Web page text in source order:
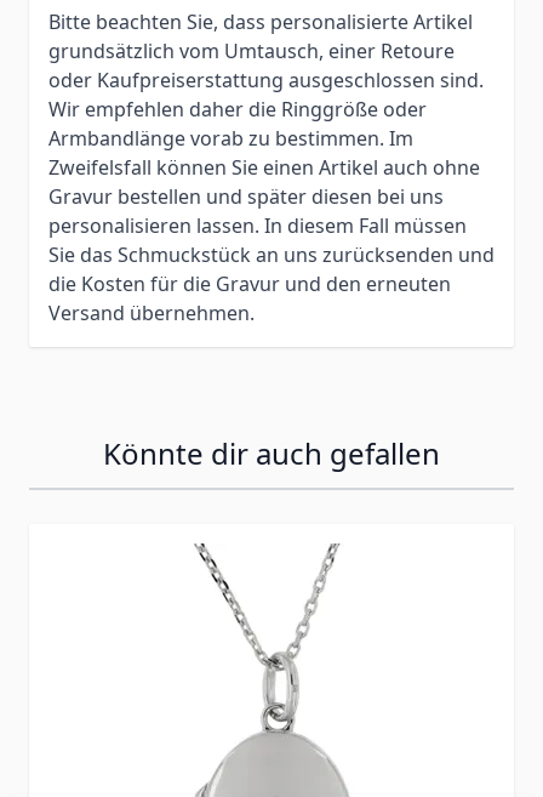
Bitte beachten Sie, dass personalisierte Artikel
grundsätzlich vom Umtausch, einer Retoure
oder Kaufpreiserstattung ausgeschlossen sind.
Wir empfehlen daher die Ringgröße oder
Armbandlänge vorab zu bestimmen. Im
Zweifelsfall können Sie einen Artikel auch ohne
Gravur bestellen und später diesen bei uns
personalisieren lassen. In diesem Fall müssen
Sie das Schmuckstück an uns zurücksenden und
die Kosten für die Gravur und den erneuten
Versand übernehmen.
Könnte dir auch gefallen